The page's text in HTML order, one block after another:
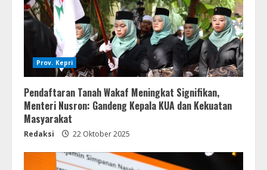
Prov. Kepri
Pendaftaran Tanah Wakaf Meningkat Signifikan,
Menteri Nusron: Gandeng Kepala KUA dan Kekuatan
Masyarakat
Redaksi 22 Oktober 2025